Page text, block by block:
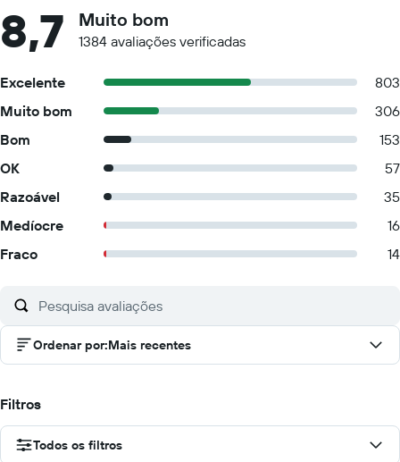
8,7 Muito bom
1384 avaliações verificadas
Excelente
803
Muito bom
306
Bom
153
OK
57
Razoável
35
Medíocre
16
Fraco
14
Ordenar por:Mais recentes
Filtros
Todos os filtros